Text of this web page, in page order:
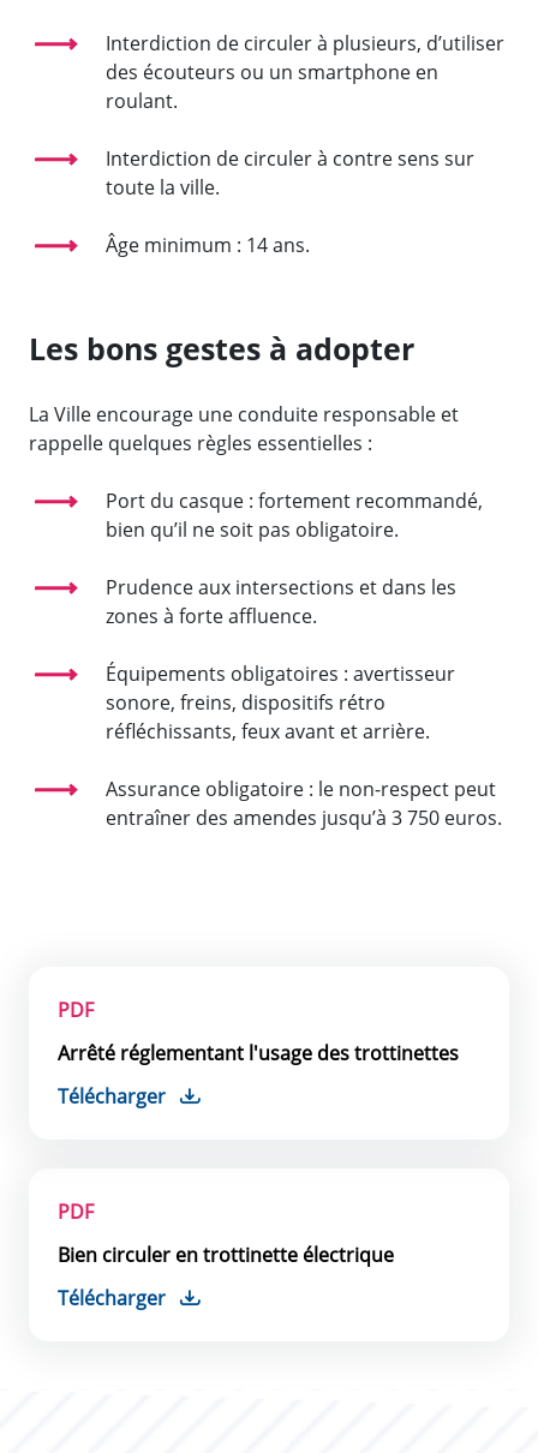
Interdiction de circuler à plusieurs, d’utiliser
des écouteurs ou un smartphone en
roulant.
Interdiction de circuler à contre sens sur
toute la ville.
Âge minimum : 14 ans.
Les bons gestes à adopter
La Ville encourage une conduite responsable et
rappelle quelques règles essentielles :
Port du casque : fortement recommandé,
bien qu’il ne soit pas obligatoire.
Prudence aux intersections et dans les
zones à forte affluence.
Équipements obligatoires : avertisseur
sonore, freins, dispositifs rétro
réfléchissants, feux avant et arrière.
Assurance obligatoire : le non-respect peut
entraîner des amendes jusqu’à 3 750 euros.
PDF
Arrêté réglementant l'usage des trottinettes
Télécharger
PDF
Bien circuler en trottinette électrique
Télécharger